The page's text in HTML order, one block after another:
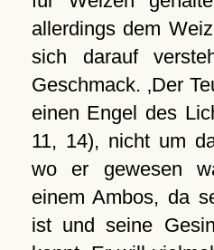
allerdings dem
sich darauf
Geschmack. Der
einen Engel des
11, 14), nicht um
wo er gewesen
einem Ambos, da
ist und seine